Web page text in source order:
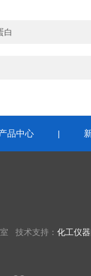
白
品中心 |
技术支持： 化工仪器